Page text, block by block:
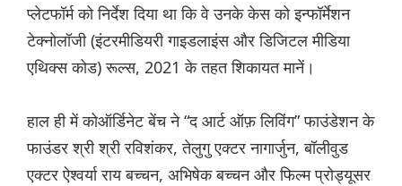
प्लेटफॉर्म को निर्देश दिया था कि वे उनके केस को इन्फॉर्मेशन
टेक्नोलॉजी (इंटरमीडियरी गाइडलाइंस और डिजिटल मीडिया
एथिक्स कोड) रूल्स, 2021 के तहत शिकायत मानें।
हाल ही में कोऑर्डिनेट बेंच ने “द आर्ट ऑफ़ लिविंग” फाउंडेशन के
फाउंडर श्री श्री रविशंकर, तेलुगु एक्टर नागार्जुन, बॉलीवुड
एक्टर ऐश्वर्या राय बच्चन, अभिषेक बच्चन और फिल्म प्रोड्यूसर